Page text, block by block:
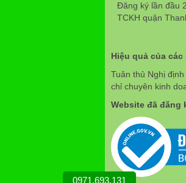
Đăng ký lần đầu
TCKH quận
Hiệu quả của
Tuân thủ Nghị
chỉ chuyên kinh
Website đã đăng
0971.693.131